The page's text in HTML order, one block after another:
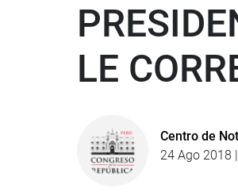
LE
Centro de
24 Ago 2018